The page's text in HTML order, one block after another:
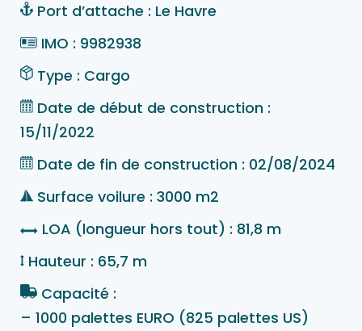
Port d’attache : Le Havre
IMO : 9982938
Type : Cargo
Date de début de construction :
15/11/2022
Date de fin de construction : 02/08/2024
Surface voilure : 3000 m2
LOA (longueur hors tout) : 81,8 m
Hauteur : 65,7 m
Capacité :
– 1000 palettes EURO (825 palettes US)